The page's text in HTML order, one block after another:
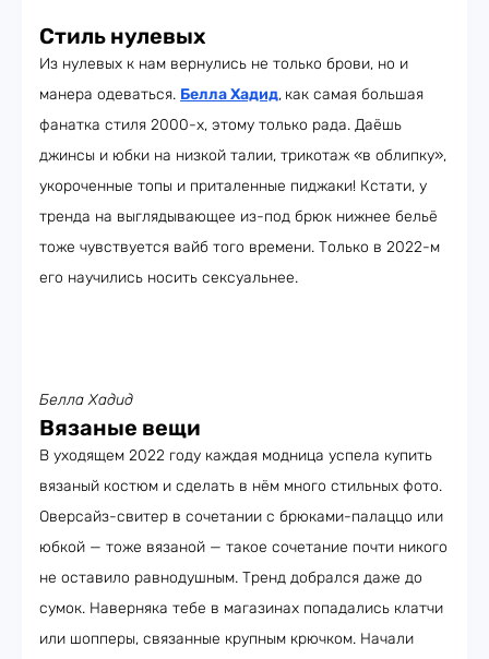
Стиль нулевых
Из нулевых к нам вернулись не только брови, но и
манера одеваться. Белла Хадид, как самая большая
фанатка стиля 2000-х, этому только рада. Даёшь
джинсы и юбки на низкой талии, трикотаж «в облипку»,
укороченные топы и приталенные пиджаки! Кстати, у
тренда на выглядывающее из-под брюк нижнее бельё
тоже чувствуется вайб того времени. Только в 2022-м
его научились носить сексуальнее.
Белла Хадид
Вязаные вещи
В уходящем 2022 году каждая модница успела купить
вязаный костюм и сделать в нём много стильных фото.
Оверсайз-свитер в сочетании с брюками-палаццо или
юбкой — тоже вязаной — такое сочетание почти никого
не оставило равнодушным. Тренд добрался даже до
сумок. Наверняка тебе в магазинах попадались клатчи
или шопперы, связанные крупным крючком. Начали